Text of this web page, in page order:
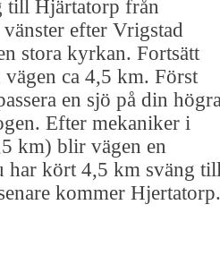
till Hjärtatorp från
efter Vrigstad
stora kyrkan. Fortsätt
vägen ca 4,5 km. Först
en sjö på din
Efter mekaniker i
km) blir vägen en
har kört 4,5 km sväng
kommer Hjertatorp.